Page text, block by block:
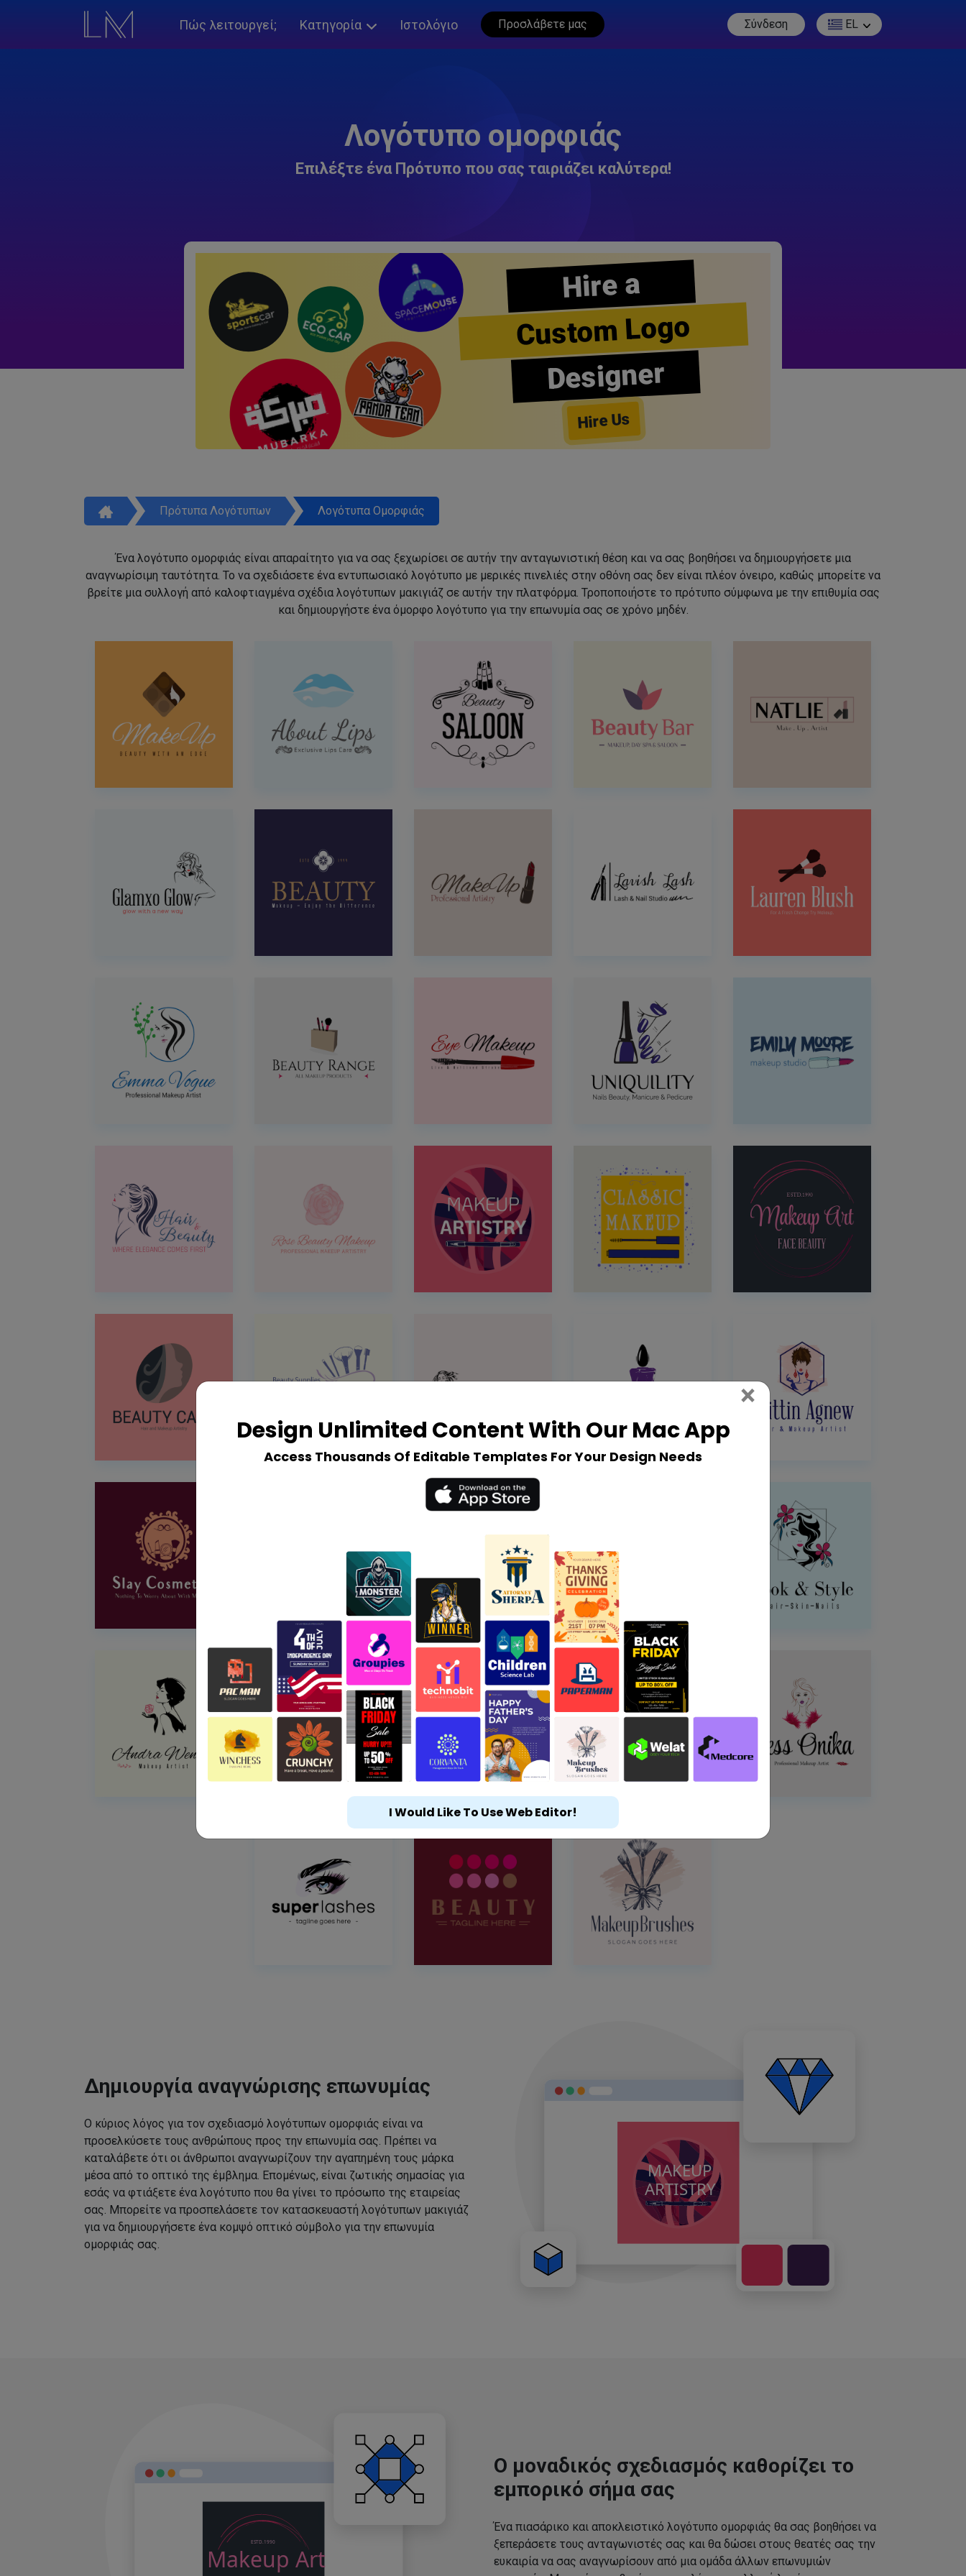
Πώς λειτουργεί; Κατηγορία Ιστολόγιο Προσλάβετε μας Σύνδεση EL
Λογότυπο ομορφιάς
Επιλέξτε ένα Πρότυπο που σας ταιριάζει καλύτερα!
Hire a
Custom Logo
Designer
Hire Us
Πρότυπα Λογότυπων Λογότυπα Ομορφιάς
Ένα λογότυπο ομορφιάς είναι απαραίτητο για να σας ξεχωρίσει σε αυτήν την ανταγωνιστική θέση και να σας βοηθήσει να δημιουργήσετε μια
αναγνωρίσιμη ταυτότητα. Το να σχεδιάσετε ένα εντυπωσιακό λογότυπο με μερικές πινελιές στην οθόνη σας δεν είναι πλέον όνειρο, καθώς μπορείτε να
βρείτε μια συλλογή από καλοφτιαγμένα σχέδια λογότυπων μακιγιάζ σε αυτήν την πλατφόρμα. Τροποποιήστε το πρότυπο σύμφωνα με την επιθυμία σας
και δημιουργήστε ένα όμορφο λογότυπο για την επωνυμία σας σε χρόνο μηδέν.
Δημιουργία αναγνώρισης επωνυμίας
Ο κύριος λόγος για τον σχεδιασμό λογότυπων ομορφιάς είναι να
προσελκύσετε τους ανθρώπους προς την επωνυμία σας. Πρέπει να
καταλάβετε ότι οι άνθρωποι αναγνωρίζουν την αγαπημένη τους μάρκα
μέσα από το οπτικό της έμβλημα. Επομένως, είναι ζωτικής σημασίας για
εσάς να φτιάξετε ένα λογότυπο που θα γίνει το πρόσωπο της εταιρείας
σας. Μπορείτε να προσπελάσετε τον κατασκευαστή λογότυπων μακιγιάζ
για να δημιουργήσετε ένα κομψό οπτικό σύμβολο για την επωνυμία
ομορφιάς σας.
Ο μοναδικός σχεδιασμός καθορίζει το
εμπορικό σήμα σας
Ένα πιασάρικο και αποκλειστικό λογότυπο ομορφιάς θα σας βοηθήσει να
ξεπεράσετε τους ανταγωνιστές σας και θα δώσει στους θεατές σας την
ευκαιρία να σας αναγνωρίσουν από μια ομάδα άλλων επωνυμιών
Design Unlimited Content With Our Mac App
Access Thousands Of Editable Templates For Your Design Needs
× Close
I Would Like To Use Web Editor!